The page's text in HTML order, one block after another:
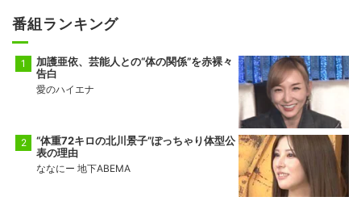
番組ランキング
加護亜依、芸能人との“体の関係”を赤裸々
告白
愛のハイエナ
“体重72キロの北川景子”ぽっちゃり体型公
表の理由
ななにー 地下ABEMA